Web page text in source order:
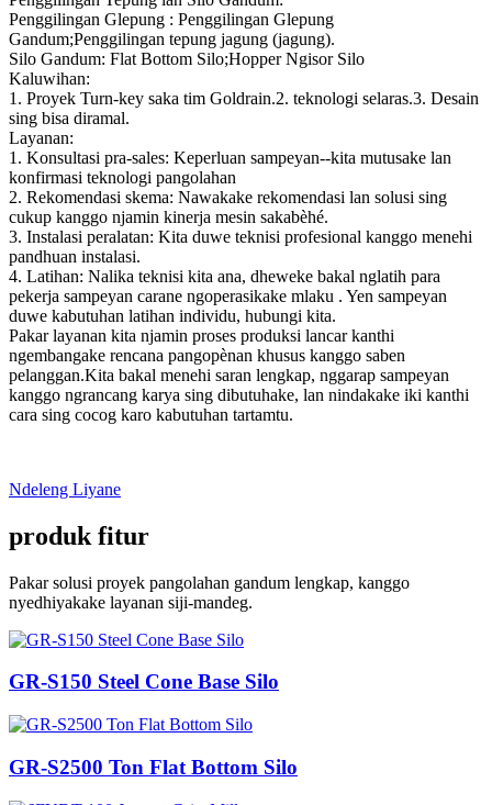
Penggilingan Glepung : Penggilingan Glepung
Gandum;Penggilingan tepung jagung (jagung).
Silo Gandum: Flat Bottom Silo;Hopper Ngisor Silo
Kaluwihan:
1. Proyek Turn-key saka tim Goldrain.2. teknologi selaras.3. Desain
sing bisa diramal.
Layanan:
1. Konsultasi pra-sales: Keperluan sampeyan--kita mutusake lan
konfirmasi teknologi pangolahan
2. Rekomendasi skema: Nawakake rekomendasi lan solusi sing
cukup kanggo njamin kinerja mesin sakabèhé.
3. Instalasi peralatan: Kita duwe teknisi profesional kanggo menehi
pandhuan instalasi.
4. Latihan: Nalika teknisi kita ana, dheweke bakal nglatih para
pekerja sampeyan carane ngoperasikake mlaku . Yen sampeyan
duwe kabutuhan latihan individu, hubungi kita.
Pakar layanan kita njamin proses produksi lancar kanthi
ngembangake rencana pangopènan khusus kanggo saben
pelanggan.Kita bakal menehi saran lengkap, nggarap sampeyan
kanggo ngrancang karya sing dibutuhake, lan nindakake iki kanthi
cara sing cocog karo kabutuhan tartamtu.
Ndeleng Liyane
produk fitur
Pakar solusi proyek pangolahan gandum lengkap, kanggo
nyedhiyakake layanan siji-mandeg.
GR-S150 Steel Cone Base Silo
GR-S2500 Ton Flat Bottom Silo